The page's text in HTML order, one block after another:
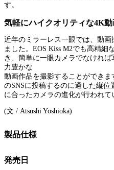
す。
気軽にハイクオリティな4K
近年のミラーレス一眼では、動
ました。EOS Kiss M2でも高精
き、簡単に一眼カメラでなけれ
力豊かな
動画作品を撮影することができま
のSNSに投稿するのに適した縦
に合ったカメラの進化が行われて
(文 / Atsushi Yoshioka)
製品仕様
発売日